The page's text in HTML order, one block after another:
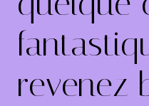
revenez